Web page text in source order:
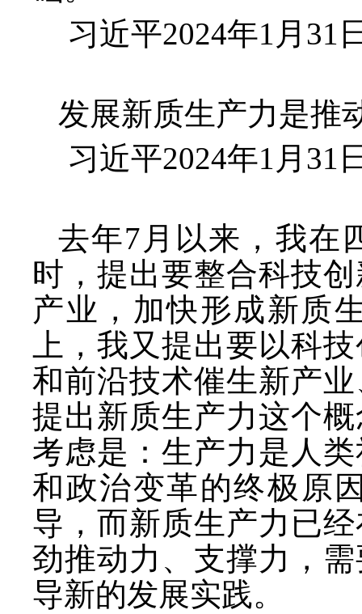
习近平2024年1月31
发展新质生产力是推
习近平2024年1月31
去年7月以来，我在
时，提出要整合科技
产业，加快形成新质
上，我又提出要以科
和前沿技术催生新产
提出新质生产力这个
考虑是：生产力是人
和政治变革的终极原
导，而新质生产力已
劲推动力、支撑力，
导新的发展实践。